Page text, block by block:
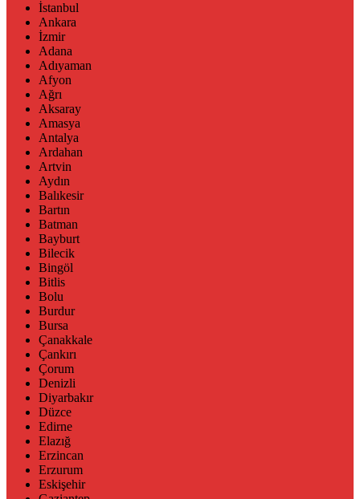
İstanbul
Ankara
İzmir
Adana
Adıyaman
Afyon
Ağrı
Aksaray
Amasya
Antalya
Ardahan
Artvin
Aydın
Balıkesir
Bartın
Batman
Bayburt
Bilecik
Bingöl
Bitlis
Bolu
Burdur
Bursa
Çanakkale
Çankırı
Çorum
Denizli
Diyarbakır
Düzce
Edirne
Elazığ
Erzincan
Erzurum
Eskişehir